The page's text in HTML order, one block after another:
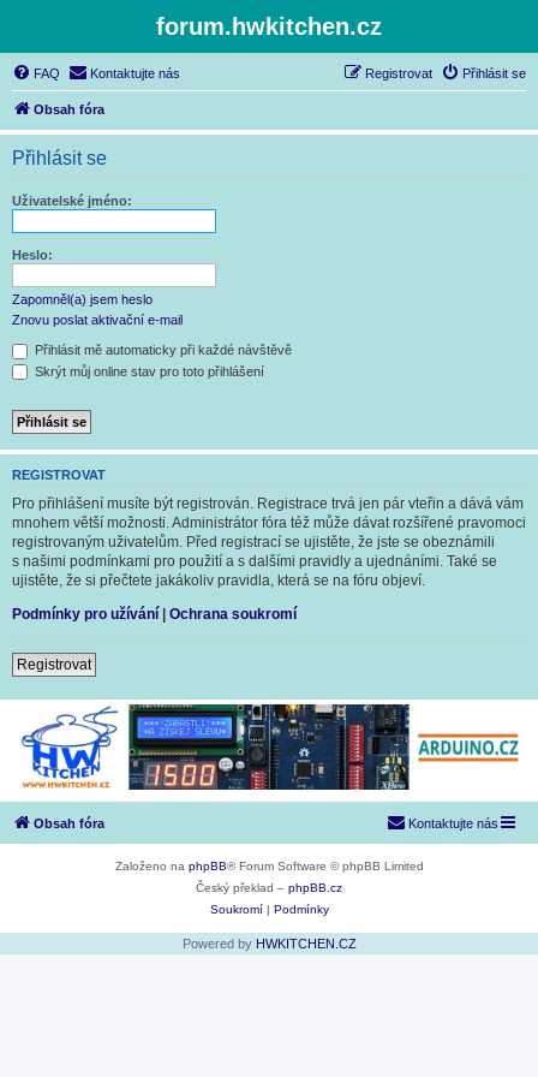
forum.hwkitchen.cz
FAQ Kontaktujte nás Přihlásit se
Registrovat
Obsah fóra
Přihlásit se
Uživatelské jméno:
Heslo:
Zapomněl(a) jsem heslo
Znovu poslat aktivační e-mail
Přihlásit mě automaticky při každé návštěvě
Skrýt můj online stav pro toto přihlášení
REGISTROVAT
Pro přihlášení musíte být registrován. Registrace trvá jen pár vteřin a dává vám
mnohem větší možnosti. Administrátor fóra též může dávat rozšířené pravomoci
registrovaným uživatelům. Před registrací se ujistěte, že jste se obeznámili
s našimi podmínkami pro použití a s dalšími pravidly a ujednáními. Také se
ujistěte, že si přečtete jakákoliv pravidla, která se na fóru objeví.
Podmínky pro užívání | Ochrana soukromí
Registrovat
Obsah fóra Kontaktujte nás
Založeno na phpBB® Forum Software © phpBB Limited
Český překlad – phpBB.cz
Soukromí| Podmínky
Powered by HWKITCHEN.CZ